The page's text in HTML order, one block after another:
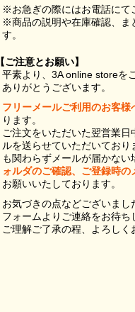
※お急ぎの際にはお電話にて
※商品の説明や在庫確認、ま
す。
【ご注意とお願い】
平素より、3A online storeを
ありがとうございます。
フリーメールご利用のお客様
ります。
ご注文をいただいた翌営業
ルを送らせていただいてお
も関わらずメールが届かない
ォルダのご確認、ご登録時
お願いいたしております。
お気づきの点などございま
フォームよりご連絡をお待ち
ご理解ご了承の程、よろし